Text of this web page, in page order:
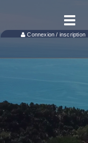
Connexion / inscription